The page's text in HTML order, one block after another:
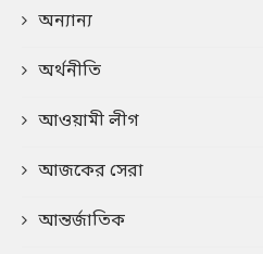
অন্যান্য
অর্থনীতি
আওয়ামী লীগ
আজকের সেরা
আন্তর্জাতিক